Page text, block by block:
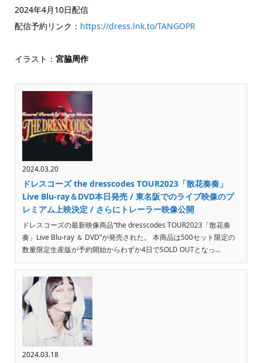
2024年4月10日配信
配信予約リンク： https://dress.lnk.to/TANGOPR
イラスト： 宮脇周作
2024.03.20
ドレスコーズ the dresscodes TOUR2023「散花奏奏」
Live Blu-ray＆DVD本日発売 / 東名阪でのライブ映像のプ
レミアム上映決定 / さらにトレーラー映像公開
ドレスコーズの最新映像商品“the dresscodes TOUR2023「散花奏
奏」Live Blu-ray ＆ DVD”が発売された。 本商品は500セット限定の
数量限定生産版が予約開始からわずか4日でSOLD OUTとなっ...
2024.03.18